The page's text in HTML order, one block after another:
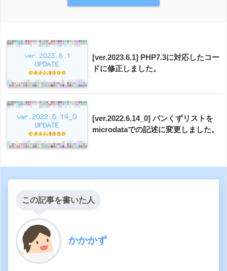
[ver.2023.6.1] PHP7.3に対応したコー
ドに修正しました。
[ver.2022.6.14_0] パンくずリストを
microdataでの記述に変更しました。
この記事を書いた人
かかかず